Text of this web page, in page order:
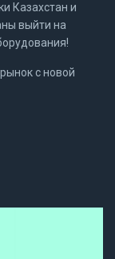
Казахстан и
выйти на
с новой